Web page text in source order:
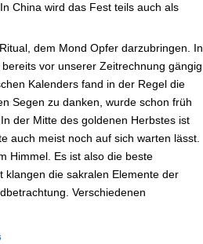
China wird das Fest teils auch als
dem Mond Opfer darzubringen. In
vor unserer Zeitrechnung gängig
Kalenders fand in der Regel die
Segen zu danken, wurde schon früh
der Mitte des goldenen Herbstes ist
auch meist noch auf sich warten lässt.
Himmel. Es ist also die beste
die sakralen Elemente der
Verschiedenen